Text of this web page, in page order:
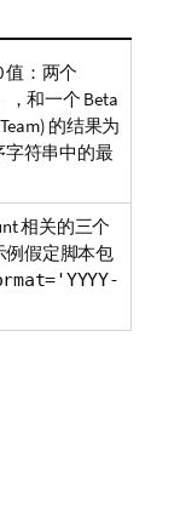
值：两个
，和一个 Beta
的结果为
字符串中的最
相关的三个
假定脚本包